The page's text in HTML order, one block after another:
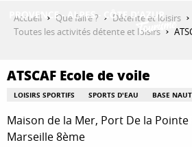
QUE FAIRE ?
Accueil Que faire ?
Détente et loisirs
Toutes les activités détente et loisirs
ATSCAF Ecole de voile
LOISIRS SPORTIFS SPORTS D'EAU BASE
Maison de la Mer, Port De la Pointe
Marseille 8ème